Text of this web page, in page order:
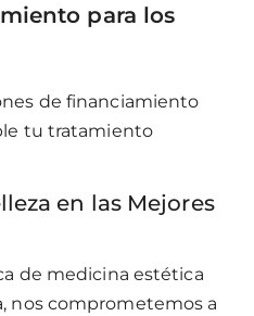
para los
de financiamiento
tu tratamiento
en las Mejores
de medicina estética
nos comprometemos a